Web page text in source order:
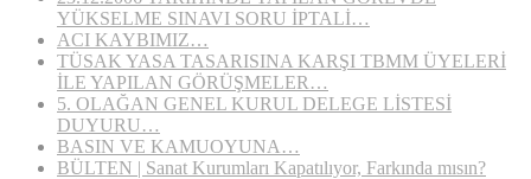
YÜKSELME SINAVI SORU İPTALİ…
ACI KAYBIMIZ…
TÜSAK YASA TASARISINA KARŞI TBMM ÜYELERİ
İLE YAPILAN GÖRÜŞMELER…
5. OLAĞAN GENEL KURUL DELEGE LİSTESİ
DUYURU…
BASIN VE KAMUOYUNA…
BÜLTEN | Sanat Kurumları Kapatılıyor, Farkında mısın?